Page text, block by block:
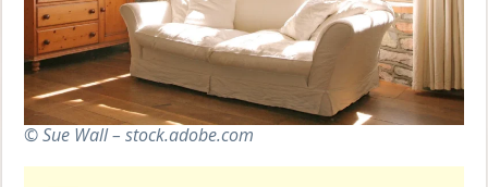
© Sue Wall – stock.adobe.com